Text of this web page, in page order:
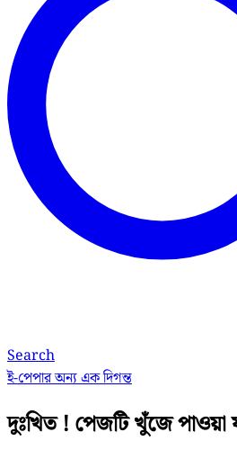
Search
ই-পেপারঅন্য এক দিগন্ত
দুঃখিত ! পেজটি খুঁজে পাওয়া